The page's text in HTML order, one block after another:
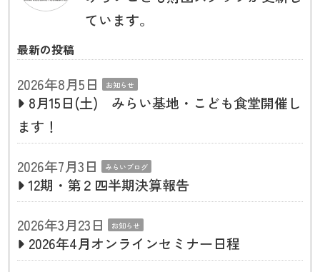
ています。
最新の投稿
2026年8月5日 お知らせ
8月15日(土) みらい基地・こども食堂開催し
ます！
2026年7月3日
みらいブログ
12期・第２四半期決算報告
2026年3月23日
お知らせ
2026年4月オンラインセミナー日程